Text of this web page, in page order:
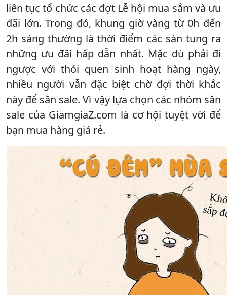
liên tục tổ chức các đợt Lễ hội mua sắm và ưu
đãi lớn. Trong đó, khung giờ vàng từ 0h đến
2h sáng thường là thời điểm các sàn tung ra
những ưu đãi hấp dẫn nhất. Mặc dù phải đi
ngược với thói quen sinh hoạt hàng ngày,
nhiều người vẫn đặc biệt chờ đợi thời khắc
này để săn sale. Vì vậy lựa chọn các nhóm săn
sale của GiamgiaZ.com là cơ hội tuyệt vời để
bạn mua hàng giá rẻ.